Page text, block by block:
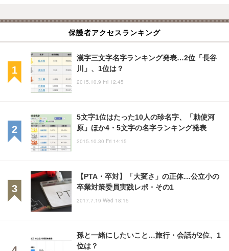
保護者アクセスランキング
漢字三文字名字ランキング発表…2位「長谷
川」、1位は？
2015.10.9 Fri 12:45
5文字1位はたった10人の珍名字、「勅使河
原」ほか4・5文字の名字ランキング発表
2015.10.30 Fri 14:15
【PTA・卒対】「大変さ」の正体…公立小の
卒業対策委員実践レポ・その1
2017.7.19 Wed 18:15
孫と一緒にしたいこと…旅行・会話が2位、1
位は？